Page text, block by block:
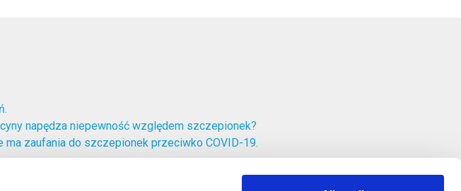
napędza niepewność względem szczepionek?
zaufania do szczepionek przeciwko COVID-19.